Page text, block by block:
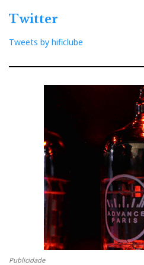
Twitter
Tweets by hificlube
Publicidade